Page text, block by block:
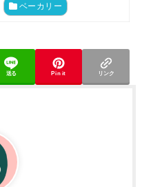
ベーカリー
送る Pin it リンク